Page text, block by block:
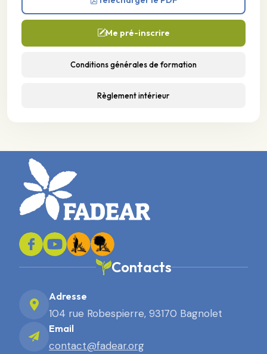
Me pré-inscrire
Conditions générales de formation
Règlement intérieur
Contacts
Adresse
104 rue Robespierre, 93170 Bagnolet
Email
contact@fadear.org